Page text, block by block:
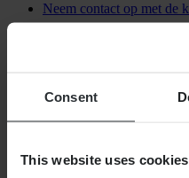
Consent
This website uses cookies
Neem contact op met de
Werken bij Pierce